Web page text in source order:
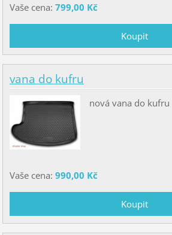
Vaše cena: 799,00 Kč
vana do kufru
nová vana do kufru
Vaše cena: 990,00 Kč